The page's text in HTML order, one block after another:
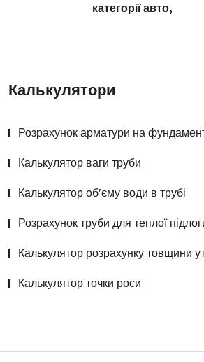
категорії авто,
Калькулятори
Розрахунок арматури на
Калькулятор ваги труби
Калькулятор об’єму води в трубі
Розрахунок труби для теплої
Калькулятор розрахунку товщини
Калькулятор точки роси